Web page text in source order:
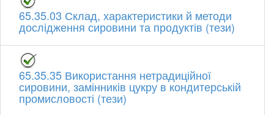
65.35.03 Склад, характеристики й методи
дослідження сировини та продуктів (тези)
65.35.35 Використання нетрадиційної
сировини, замінників цукру в кондитерській
промисловості (тези)